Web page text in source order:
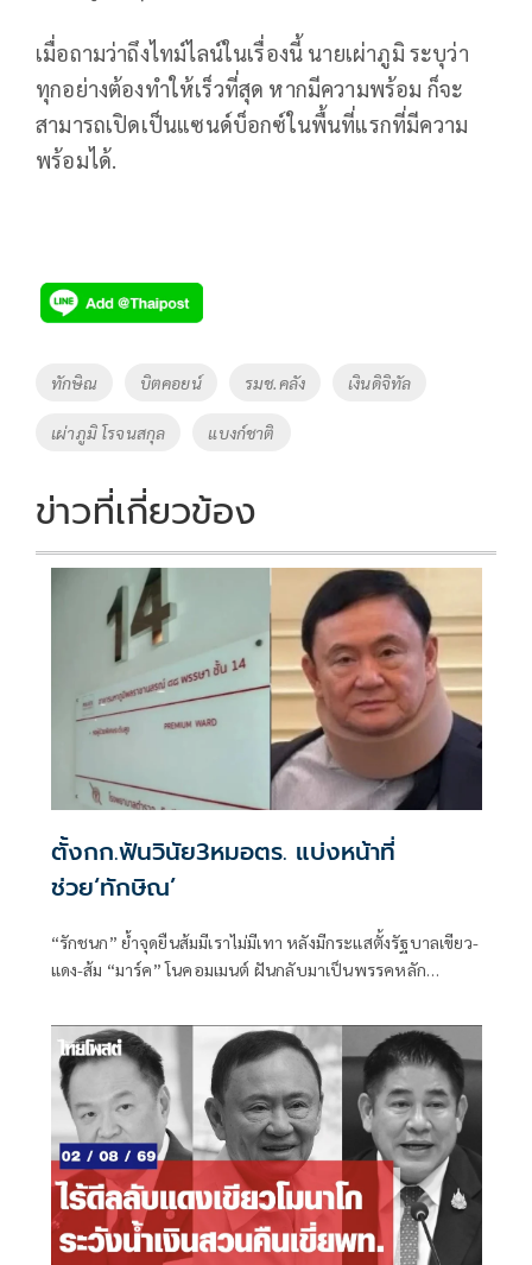
เมื่อถามว่าถึงไทม์ไลน์ในเรื่องนี้ นายเผ่าภูมิ ระบุว่า
ทุกอย่างต้องทำให้เร็วที่สุด หากมีความพร้อม ก็จะ
สามารถเปิดเป็นแซนด์บ็อกซ์ในพื้นที่แรกที่มีความ
พร้อมได้.
Tags
ทักษิณ บิตคอยน์ รมช.คลัง เงินดิจิทัล
เผ่าภูมิ โรจนสกุล แบงก์ชาติ
ข่าวที่เกี่ยวข้อง
ตั้งกก.ฟันวินัย3หมอตร. แบ่งหน้าที่
ช่วย‘ทักษิณ’
“รักชนก” ย้ำจุดยืนส้มมีเราไม่มีเทา หลังมีกระแสตั้งรัฐบาลเขียว-
แดง-ส้ม “มาร์ค” โนคอมเมนต์ ฝันกลับมาเป็นพรรคหลัก